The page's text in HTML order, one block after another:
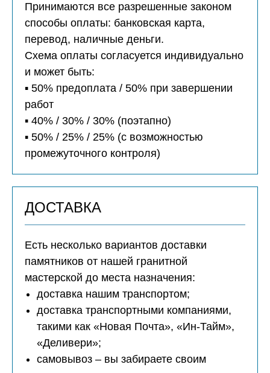
Принимаются все разрешенные законом
способы оплаты: банковская карта,
перевод, наличные деньги.
Схема оплаты согласуется индивидуально
и может быть:
▪️ 50% предоплата / 50% при завершении
работ
▪️ 40% / 30% / 30% (поэтапно)
▪️ 50% / 25% / 25% (с возможностью
промежуточного контроля)
ДОСТАВКА
Есть несколько вариантов доставки
памятников от нашей гранитной
мастерской до места назначения:
доставка нашим транспортом;
доставка транспортными компаниями,
такими как «Новая Почта», «Ин-Тайм»,
«Деливери»;
самовывоз – вы забираете своим